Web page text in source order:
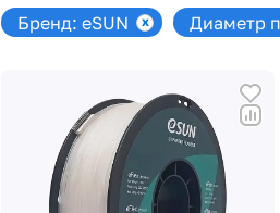
Бренд: eSUN Диаметр